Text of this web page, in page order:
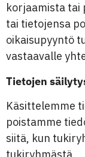
korjaamista tai
tai tietojensa
oikaisupyyntö
vastaavalle
Tietojen
Käsittelemme
poistamme
siitä, kun